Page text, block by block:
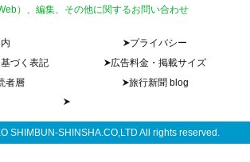
）、編集、その他に関するお問い合わせ
プライバシー
づく表記
広告料金・掲載サイズ
者層
旅行新聞 blog
SHIMBUN-SHINSHA.CO,LTD All rights reserved.